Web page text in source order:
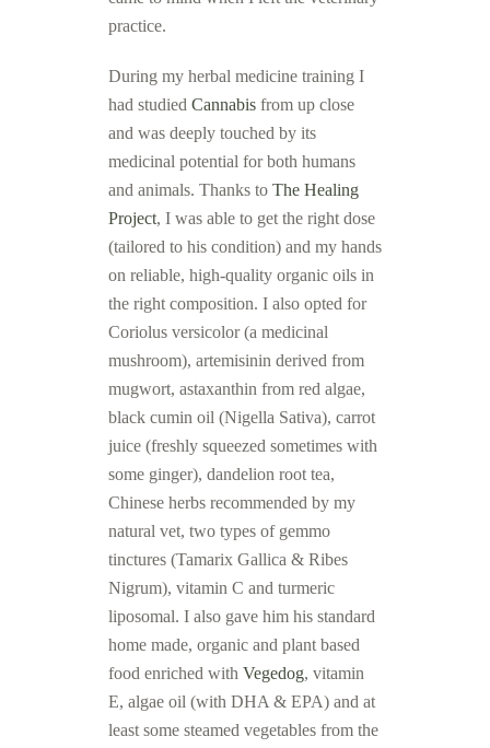
practice.
During my herbal medicine training I
had studied Cannabis from up close
and was deeply touched by its
medicinal potential for both humans
and animals. Thanks to The Healing
Project, I was able to get the right dose
(tailored to his condition) and my hands
on reliable, high-quality organic oils in
the right composition. I also opted for
Coriolus versicolor (a medicinal
mushroom), artemisinin derived from
mugwort, astaxanthin from red algae,
black cumin oil (Nigella Sativa), carrot
juice (freshly squeezed sometimes with
some ginger), dandelion root tea,
Chinese herbs recommended by my
natural vet, two types of gemmo
tinctures (Tamarix Gallica & Ribes
Nigrum), vitamin C and turmeric
liposomal. I also gave him his standard
home made, organic and plant based
food enriched with Vegedog, vitamin
E, algae oil (with DHA & EPA) and at
least some steamed vegetables from the